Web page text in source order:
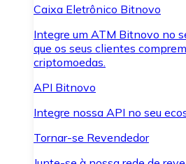
Caixa Eletrônico Bitnovo
Integre um ATM Bitnovo no
que os seus clientes
criptomoedas.
API Bitnovo
Integre nossa API no seu
Tornar-se Revendedor